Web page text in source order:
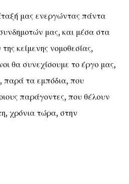
μας ενεργώντας πάντα
μας, και μέσα στα
κείμενης νομοθεσίας,
θα συνεχίσουμε το έργο μας,
παρά τα εμπόδια, που
παράγοντες, που θέλουν
χρόνια τώρα, στην